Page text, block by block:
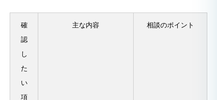
確
認
し
た
い
項
主な内容 相談のポイント